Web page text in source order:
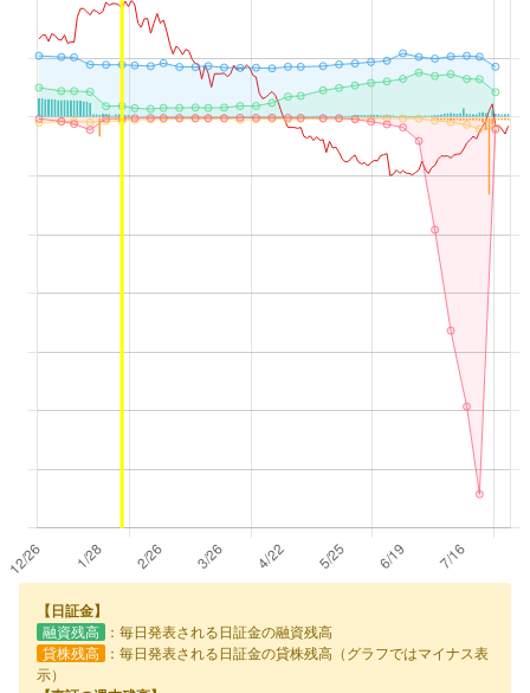
【日証金】
融資残高
：毎日発表される日証金の融資残高
貸株残高
：毎日発表される日証金の貸株残高（グラフではマイナス表
示）